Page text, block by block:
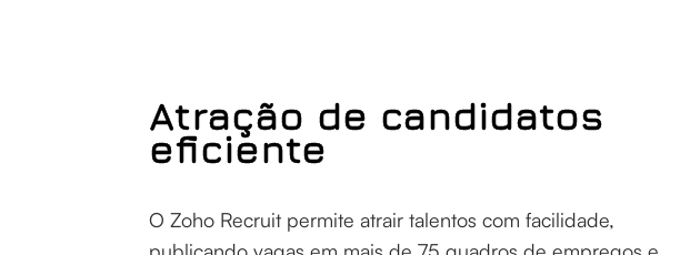
Atração de candidatos
eficiente
O Zoho Recruit permite atrair talentos com facilidade,
publicando vagas em mais de 75 quadros de empregos e